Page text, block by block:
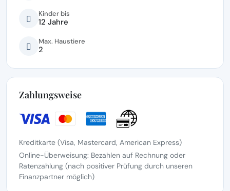
Kinder bis
12 Jahre
Max. Haustiere
2
Zahlungsweise
Kreditkarte (Visa, Mastercard, American Express)
Online-Überweisung: Bezahlen auf Rechnung oder
Ratenzahlung (nach positiver Prüfung durch unseren
Finanzpartner möglich)